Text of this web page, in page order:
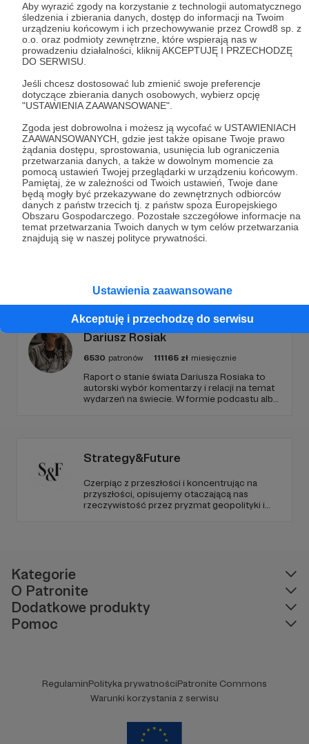
Aby wyrazić zgody na korzystanie z technologii automatycznego
śledzenia i zbierania danych, dostęp do informacji na Twoim
urządzeniu końcowym i ich przechowywanie przez Crowd8 sp. z
o.o. oraz podmioty zewnętrzne, które wspierają nas w
prowadzeniu działalności, kliknij AKCEPTUJĘ I PRZECHODZĘ
DO SERWISU.
Jeśli chcesz dostosować lub zmienić swoje preferencje
dotyczące zbierania danych osobowych, wybierz opcję
"USTAWIENIA ZAAWANSOWANE".
Zgoda jest dobrowolna i możesz ją wycofać w USTAWIENIACH
ZAAWANSOWANYCH, gdzie jest także opisane Twoje prawo
żądania dostępu, sprostowania, usunięcia lub ograniczenia
przetwarzania danych, a także w dowolnym momencie za
pomocą ustawień Twojej przeglądarki w urządzeniu końcowym.
Pamiętaj, że w zależności od Twoich ustawień, Twoje dane
będą mogły być przekazywane do zewnętrznych odbiorców
danych z państw trzecich tj. z państw spoza Europejskiego
Obszaru Gospodarczego. Pozostałe szczegółowe informacje na
temat przetwarzania Twoich danych w tym celów przetwarzania
znajdują się w naszej polityce prywatności.
Ustawienia zaawansowane
Akceptuję i przechodzę do serwisu
Dołącz do grona Patronów!
Wesprzyj działalność AutoraANOWAjuż teraz!
Zostań Patronem
Dariusz Rosiak
6530 patronów 111165 zł miesięcznie
Raport o stanie świata Dariusza Rosiaka to
autorski wybór komentarzy i relacji na temat
wydarzeń na świecie. W formie podcastu albo
Strategy&Future
Czerpiąc z przeszłości i koncentrując na
przyszłości, opisujemy otaczającą nas
rzeczywistość przez pryzmat geopolityki i
Kategorie
O Patronite
Dodatkowe produkty
Pomoc
RegulaminPolityka prywatnościPatronite Commons
Warunki korzystania z serwisu